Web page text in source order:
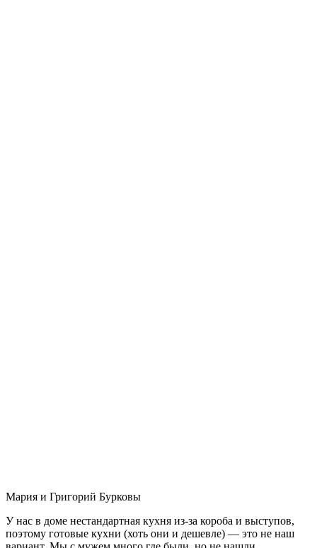
Мария и Григорий Бурковы
У нас в доме нестандартная кухня из-за короба и выступов,
поэтому готовые кухни (хоть они и дешевле) — это не наш